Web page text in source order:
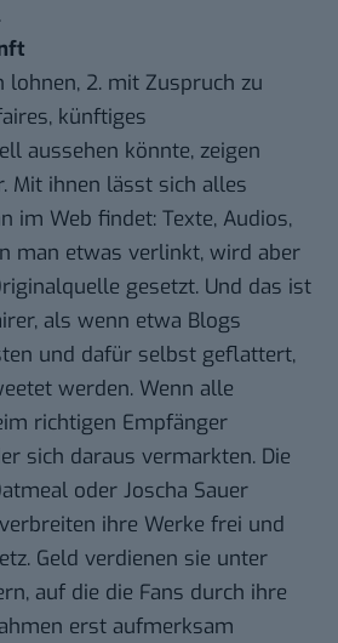
lohnen, 2. mit Zuspruch zu
künftiges
aussehen könnte, zeigen
Mit ihnen lässt sich alles
im Web findet: Texte, Audios,
man etwas verlinkt, wird aber
gesetzt. Und das ist
als wenn etwa Blogs
und dafür selbst geflattert,
werden. Wenn alle
richtigen Empfänger
sich daraus vermarkten. Die
oder Joscha Sauer
ihre Werke frei und
Geld verdienen sie unter
auf die die Fans durch ihre
erst aufmerksam